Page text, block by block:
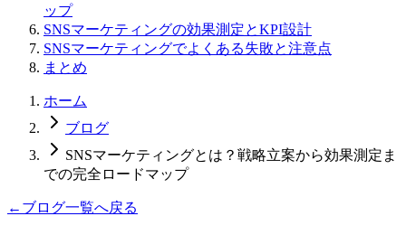
ップ
SNSマーケティングの効果測定とKPI設計
SNSマーケティングでよくある失敗と注意点
まとめ
ホーム
ブログ
SNSマーケティングとは？戦略立案から効果測定ま
での完全ロードマップ
← ブログ一覧へ戻る